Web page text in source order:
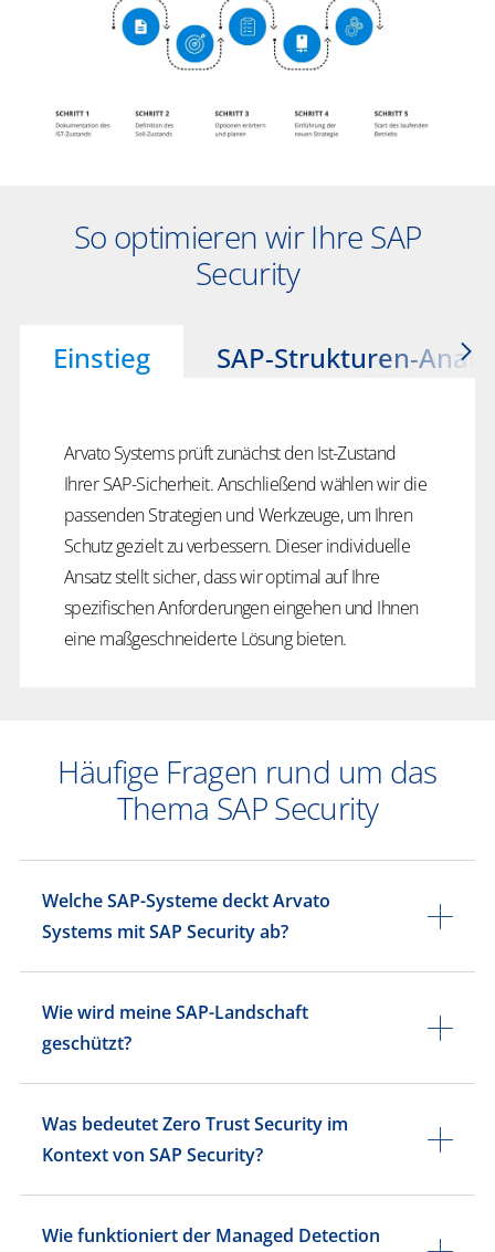
So optimieren wir Ihre SAP
Security
Einstieg SAP-Strukturen-
Arvato Systems prüft zunächst den Ist-Zustand
Ihrer SAP-Sicherheit. Anschließend wählen wir die
passenden Strategien und Werkzeuge, um Ihren
Schutz gezielt zu verbessern. Dieser individuelle
Ansatz stellt sicher, dass wir optimal auf Ihre
spezifischen Anforderungen eingehen und Ihnen
eine maßgeschneiderte Lösung bieten.
Häufige Fragen rund um das
Thema SAP Security
Welche SAP-Systeme deckt Arvato
Systems mit SAP Security ab?
Wie wird meine SAP-Landschaft
geschützt?
Was bedeutet Zero Trust Security im
Kontext von SAP Security?
Wie funktioniert der Managed Detection